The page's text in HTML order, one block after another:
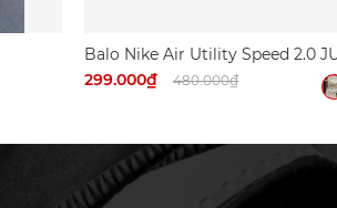
Balo Nike Air Utility Speed 2.0
DO IT (có túi Air)
299.000₫ 480.000₫